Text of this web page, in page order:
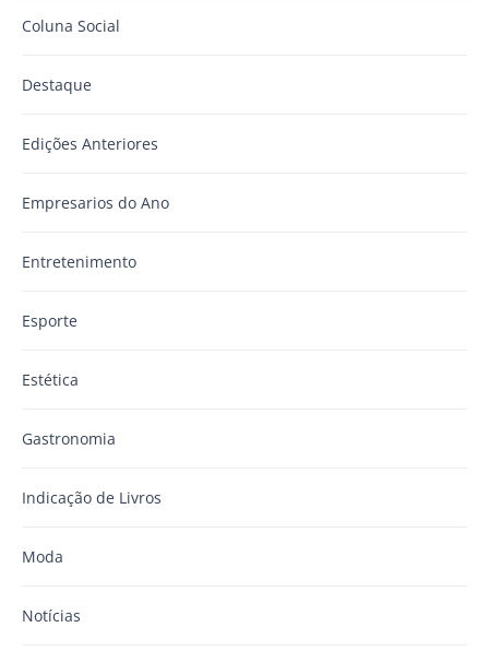
Coluna Social
Destaque
Edições Anteriores
Empresarios do Ano
Entretenimento
Esporte
Estética
Gastronomia
Indicação de Livros
Moda
Notícias